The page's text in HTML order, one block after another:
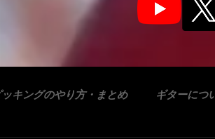
キングのやり方・まとめ ギターにつ